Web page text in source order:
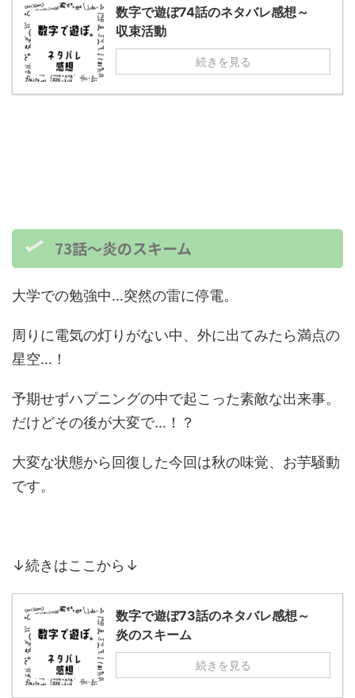
数字で遊ぼ74話のネタバレ感想～
収束活動
続きを見る
73話～炎のスキーム
大学での勉強中…突然の雷に停電。
周りに電気の灯りがない中、外に出てみたら満点の
星空…！
予期せずハプニングの中で起こった素敵な出来事。
だけどその後が大変で…！？
大変な状態から回復した今回は秋の味覚、お芋騒動
です。
↓続きはここから↓
数字で遊ぼ73話のネタバレ感想～
炎のスキーム
続きを見る